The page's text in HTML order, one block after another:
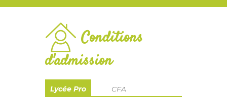
Conditions
d'admission
Lycée Pro CFA